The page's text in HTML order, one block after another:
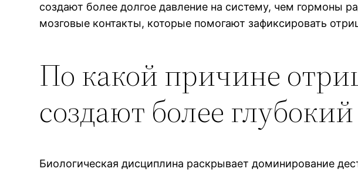
создают более долгое давление на систему, чем гормоны
мозговые контакты, которые помогают зафиксировать
По какой причине
создают более
Биологическая дисциплина раскрывает доминирование